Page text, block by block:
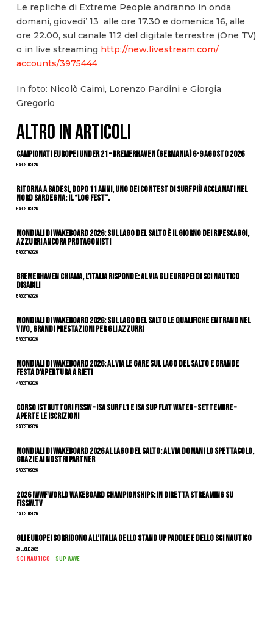
Le repliche di Extreme People andranno in onda
domani, giovedi’ 13 alle ore 17.30 e domenica 16, alle
ore 22.00, sul canale 112 del digitale terrestre (One TV)
o in live streaming http://new.livestream.com/
accounts/3975444
In foto: Nicolò Caimi, Lorenzo Pardini e Giorgia
Gregorio
ALTRO IN ARTICOLI
Campionati Europei Under 21 – Bremerhaven (Germania) 6-9 agosto 2026
6 Agosto 2026
Ritorna a Badesi, dopo 11 anni, uno dei contest di surf più acclamati nel
nord Sardegna: il “Log Fest”.
6 Agosto 2026
Mondiali di Wakeboard 2026: sul Lago del Salto è il giorno dei ripescaggi,
azzurri ancora protagonisti
5 Agosto 2026
Bremerhaven chiama, l’Italia risponde: al via gli Europei di Sci Nautico
Disabili
5 Agosto 2026
Mondiali di Wakeboard 2026: sul Lago del Salto le qualifiche entrano nel
vivo, grandi prestazioni per gli azzurri
5 Agosto 2026
Mondiali di Wakeboard 2026: al via le gare sul Lago del Salto e grande
festa d’apertura a Rieti
4 Agosto 2026
CORSO ISTRUTTORI FISSW – ISA SURF L1 e ISA SUP Flat Water – SETTEMBRE –
APERTE LE ISCRIZIONI
2 Agosto 2026
Mondiali di Wakeboard 2026 al Lago del Salto: al via domani lo spettacolo,
grazie ai nostri Partner
2 Agosto 2026
2026 IWWF WORLD WAKEBOARD CHAMPIONSHIPS: IN DIRETTA STREAMING SU
FISSW.TV
1 Agosto 2026
Gli Europei sorridono all’Italia dello stand up paddle e dello sci nautico
29 Luglio 2026
SCI NAUTICO SUP WAVE